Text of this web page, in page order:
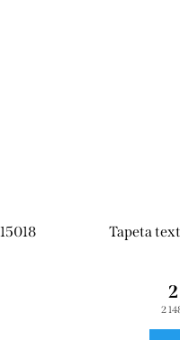
Tapeta
2